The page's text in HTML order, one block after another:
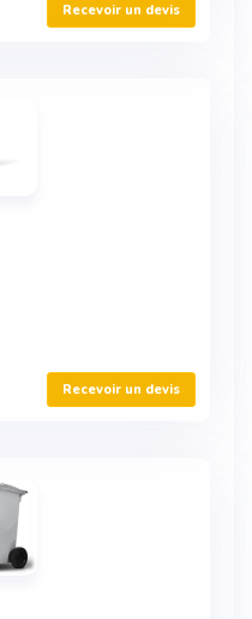
Recevoir un devis
Recevoir un devis